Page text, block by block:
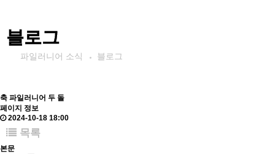
블로그
파일러니어 소식 블로그
축 파일러니어 두 돌
페이지 정보
2024-10-18 18:00
목록
본문